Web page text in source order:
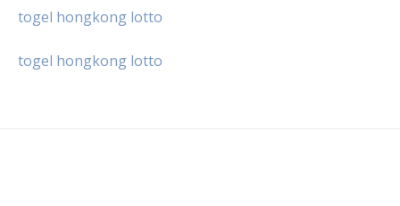
togel hongkong lotto
togel hongkong lotto